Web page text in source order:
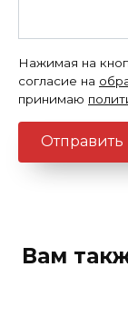
Нажимая на
согласие на
принимаю
Вам